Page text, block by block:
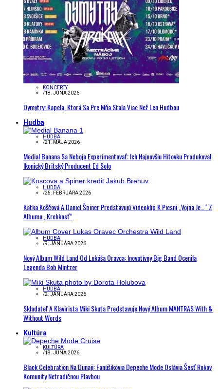
KONCERTY
/18. JÚNA 2026
Dymytry: Kapela, Ktorá Sa Pre Mňa Stala Viac Než Len Hudbou
Hudba
HUDBA
/21. MÁJA 2026
Medial Banana Sa Neboja Experimentovať: Ich Najnovšiu Hitovku Produkoval
Ikonický Britský Producent Ed Solo
HUDBA
/25. FEBRUÁRA 2026
Katka Koščová A Daniel Špiner Predstavujú Videoklip K Piesni „Vojna Je…“ Z
Albumu „Krehkosť“
HUDBA
/9. JANUÁRA 2026
Nový Album Wild Land Od Lukáša Oravca: Inovatívny Big Band Ocenila
Legenda Bob Mintzer
HUDBA
/2. JANUÁRA 2026
Skladateľ A Klavirista Miki Skuta Predstavuje Nový Album MANTRAS With &
Without Words
Kultúra
KULTÚRA
/18. JÚNA 2026
Black Celebration Na Dunaji: Fanúšikovia Depeche Mode Oslávia Šesť Rokov
Komunity Netradičnou Plavbou